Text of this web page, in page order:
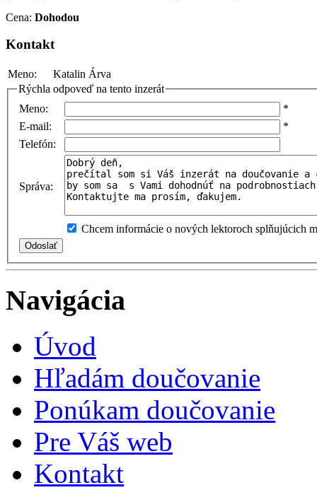
Cena: Dohodou
Kontakt
Meno:
Katalin Árva
Rýchla odpoveď na tento inzerát
Meno:
*
E-mail:
*
Telefón:
Správa:
Chcem informácie o nových lektoroch splňujúcich
Navigácia
Úvod
Hľadám doučovanie
Ponúkam doučovanie
Pre Váš web
Kontakt